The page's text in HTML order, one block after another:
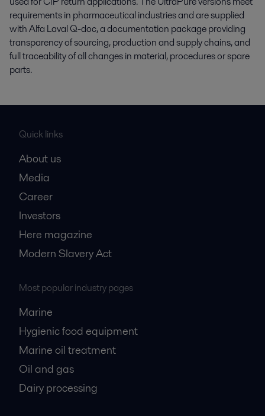
requirements in pharmaceutical industries and are supplied
with Alfa Laval Q-doc, a documentation package providing
transparency of sourcing, production and supply chains, and
full traceability of all changes in material, procedures or spare
parts.
Quick links
About us
Media
Career
Investors
Here magazine
Modern Slavery Act
Most popular industry pages
Marine
Hygienic food equipment
Marine oil treatment
Oil and gas
Dairy processing